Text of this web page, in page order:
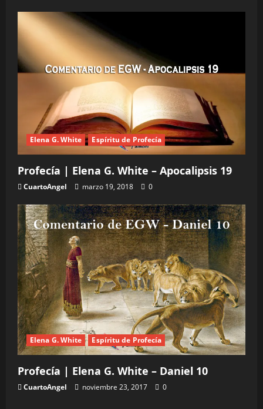
Elena G. White Espíritu de Profecía
Profecía | Elena G. White – Apocalipsis 19
CuartoAngel marzo 19, 2018 0
Elena G. White Espíritu de Profecía
Profecía | Elena G. White – Daniel 10
CuartoAngel noviembre 23, 2017 0